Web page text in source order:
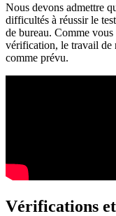
Nous devons admettre
difficultés à réussir le
de bureau. Comme
vérification, le travail de
comme prévu.
Vérifications